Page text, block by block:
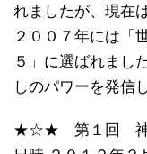
れましたが、現在
２００７年には「
５」に選ばれまし
しのパワーを発信
★☆★ 第１回 神